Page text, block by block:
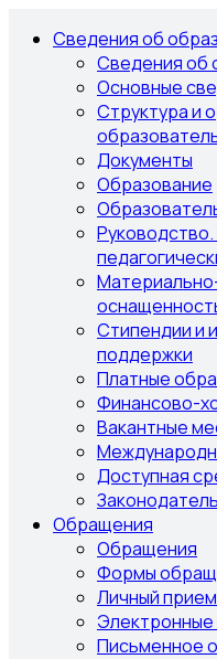
Сведения об
Сведения об
Основные
Структура и
Документы
Образование
Стипендии и
поддержки
Платные
Финансово-
Вакантные
Доступная
Обращения
Обращения
Формы
Личный прием
Письменное